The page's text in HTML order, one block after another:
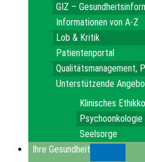
GIZ –
Informationen von A-Z
Lob & Kritik
Patientenportal
Qualitätsmanagement,
Unterstützende
Klinisches
Psychoonkologie
Seelsorge
Ihre Gesundheit